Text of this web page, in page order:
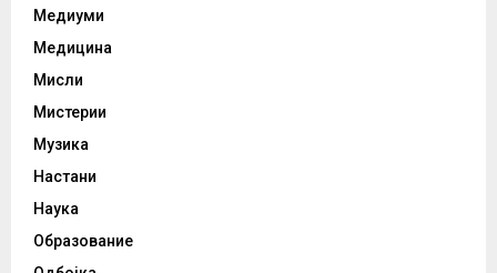
Медиуми
Медицина
Мисли
Мистерии
Музика
Настани
Наука
Образование